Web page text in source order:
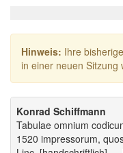
Hinweis: Ihre
in einer neuen Sitzung
Konrad Schiffmann
Tabulae omnium
1520 impressorum,